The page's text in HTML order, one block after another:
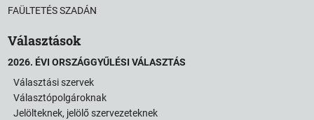
FAÜLTETÉS SZADÁN
Választások
2026. ÉVI ORSZÁGGYŰLÉSI VÁLASZTÁS
Választási szervek
Választópolgároknak
Jelölteknek, jelölő szervezeteknek